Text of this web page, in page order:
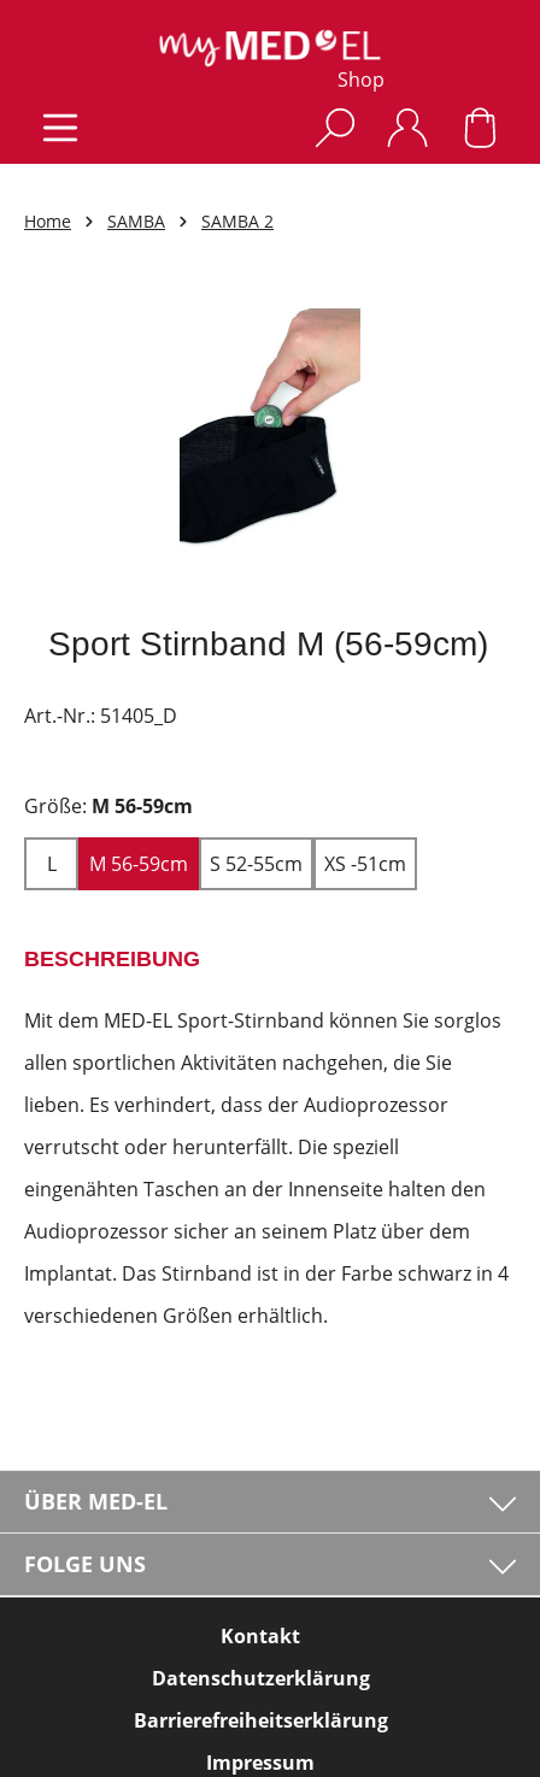
Shop
Home SAMBA SAMBA 2
Sport Stirnband M (56-59cm)
Art.-Nr.: 51405_D
Größe: M 56-59cm
L M 56-59cm S 52-55cm XS -51cm
BESCHREIBUNG
Mit dem MED-EL Sport-Stirnband können Sie sorglos
allen sportlichen Aktivitäten nachgehen, die Sie
lieben. Es verhindert, dass der Audioprozessor
verrutscht oder herunterfällt. Die speziell
eingenähten Taschen an der Innenseite halten den
Audioprozessor sicher an seinem Platz über dem
Implantat. Das Stirnband ist in der Farbe schwarz in 4
verschiedenen Größen erhältlich.
ÜBER MED-EL
FOLGE UNS
Kontakt
Datenschutzerklärung
Barrierefreiheitserklärung
Impressum